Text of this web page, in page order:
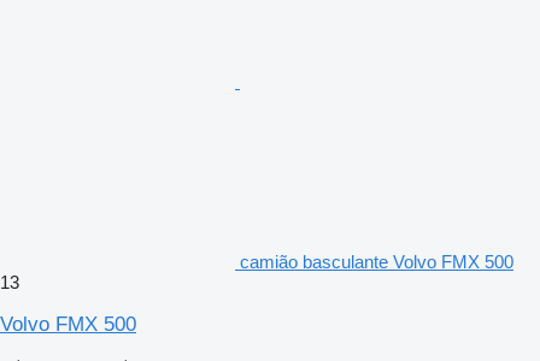
camião basculante Volvo FMX 500
13
Volvo FMX 500